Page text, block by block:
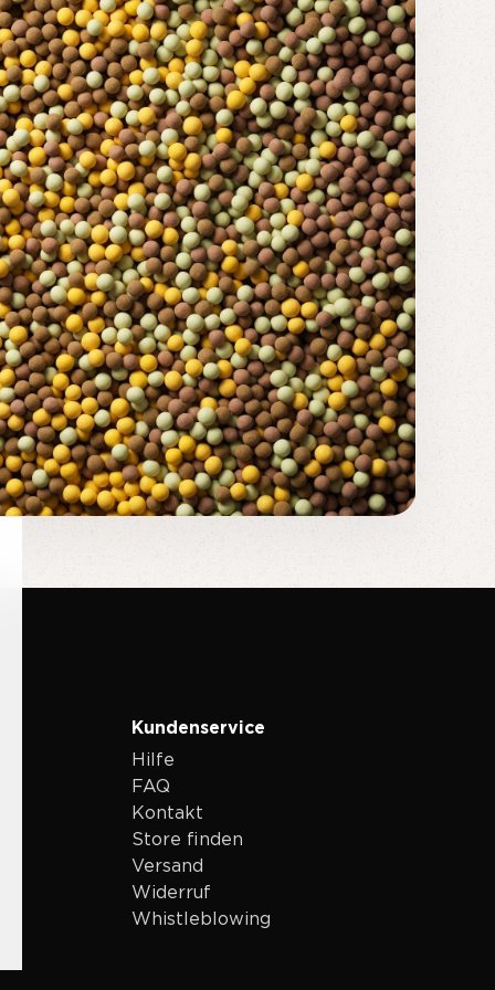
Kundenservice
Hilfe
FAQ
Kontakt
Store finden
Versand
Widerruf
Whistleblowing